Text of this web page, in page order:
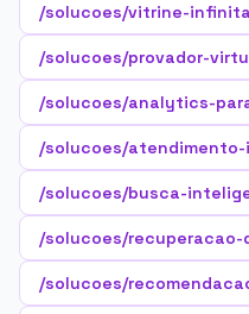
/solucoes/vitrine-
/solucoes/provador-
/solucoes/analytics-
/solucoes/
/solucoes/busca-
/solucoes/
/solucoes/